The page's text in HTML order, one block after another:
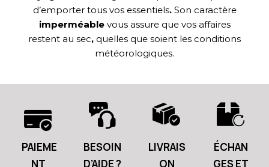
d’emporter tous vos essentiels.Son caractère
imperméablevous assure que vos affaires
restent au sec, quelles que soient les conditions
météorologiques.
PAIEME
NT
BESOIN
D’AIDE ?
LIVRAIS
ON
ÉCHAN
GES ET